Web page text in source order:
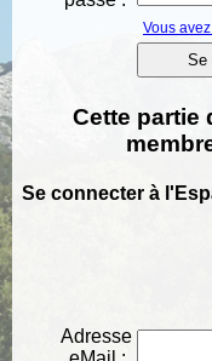
Vous
Cette partie
Se connecter à
Adresse